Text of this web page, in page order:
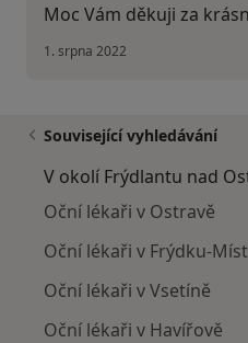
Moc Vám děkuji za
1. srpna 2022
Související vyhledávání
V okolí Frýdlantu nad
Oční lékaři v Ostravě
Oční lékaři v Frýdku-
Oční lékaři v Vsetíně
Oční lékaři v Havířově